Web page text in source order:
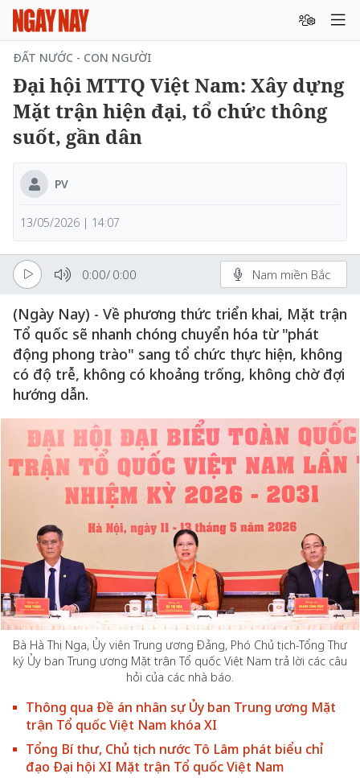
ĐẤT NƯỚC - CON NGƯỜI
Đại hội MTTQ Việt Nam: Xây dựng
Mặt trận hiện đại, tổ chức thông
suốt, gần dân
PV
13/05/2026 | 14:07
0:00/ 0:00 Nam miền Bắc
(Ngày Nay) - Về phương thức triển khai, Mặt trận
Tổ quốc sẽ nhanh chóng chuyển hóa từ "phát
động phong trào" sang tổ chức thực hiện, không
có độ trễ, không có khoảng trống, không chờ đợi
hướng dẫn.
Bà Hà Thị Nga, Ủy viên Trung ương Đảng, Phó Chủ tịch-Tổng Thư
ký Ủy ban Trung ương Mặt trận Tổ quốc Việt Nam trả lời các câu
hỏi của các nhà báo.
Thông qua Đề án nhân sự Ủy ban Trung ương Mặt
trận Tổ quốc Việt Nam khóa XI
Tổng Bí thư, Chủ tịch nước Tô Lâm phát biểu chỉ
đạo Đại hội XI Mặt trận Tổ quốc Việt Nam